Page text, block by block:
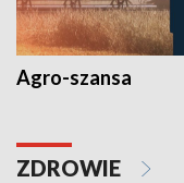
Agro-szansa
ZDROWIE